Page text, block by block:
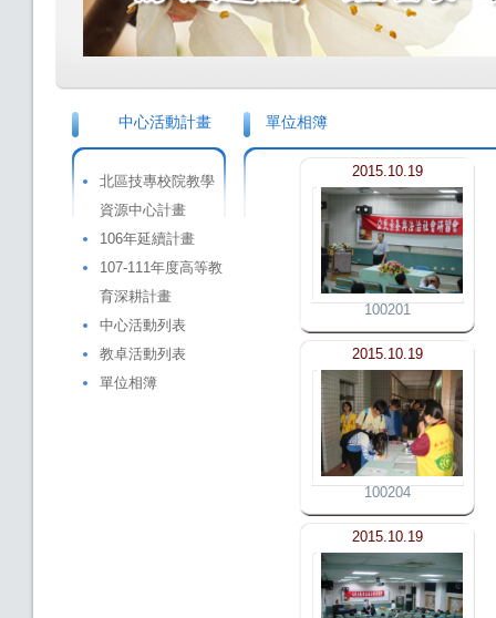
中心活動計畫
北區技專校院教學
資源中心計畫
106年延續計畫
107-111年度高等教
育深耕計畫
中心活動列表
教卓活動列表
單位相簿
單位相簿
2015.10.19
100201
2015.10.19
100204
2015.10.19